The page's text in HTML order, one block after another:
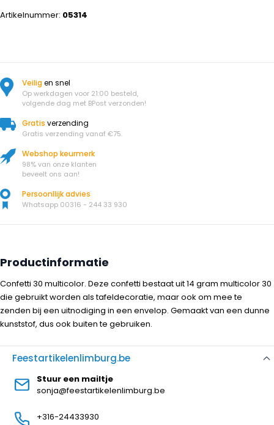
Artikelnummer: 05314
Veiligen snel
Op werkdagen voor 21:00 besteld,
volgende dag met BPost verzonden!
Gratis verzending
Gratis verzending vanaf €75.
Webshop keurmerk
98% van onze klanten
beveelt ons aan!
Persoonllijk advies
Whatsapp 00316 - 244 33 930
Productinformatie
Confetti 30 multicolor. Deze confetti bestaat uit 14 gram multicolor 30
die gebruikt worden als tafeldecoratie, maar ook om mee te
zenden bij een uitnodiging in een envelop. Gemaakt van een dunne
kunststof, dus ook buiten te gebruiken.
Feestartikelenlimburg.be
Stuur een mailtje
sonja@feestartikelenlimburg.be
+316-24433930